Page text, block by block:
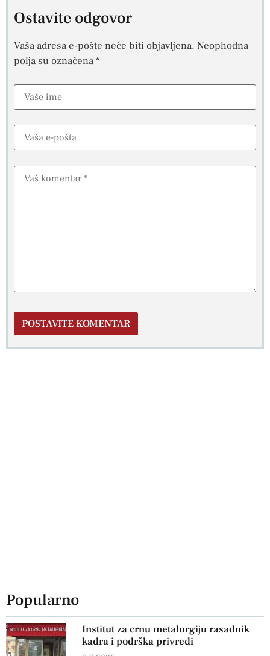
Ostavite odgovor
Vaša adresa e-pošte neće biti objavljena. Neophodna
polja su označena*
Popularno
Institut za crnu metalurgiju rasadnik
kadra i podrška privredi